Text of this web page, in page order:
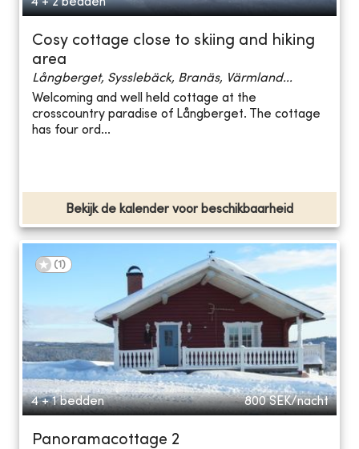
Cosy cottage close to skiing and hiking
area
Långberget, Sysslebäck, Branäs, Värmland...
Welcoming and well held cottage at the
crosscountry paradise of Långberget. The cottage
has four ord...
Bekijk de kalender voor beschikbaarheid
(1 )
4 + 1 bedden 800 SEK/nacht
Panoramacottage 2